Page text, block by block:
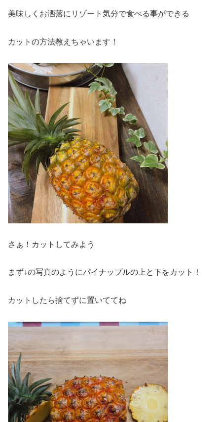
美味しくお洒落にリゾート気分で食べる事ができる
カットの方法教えちゃいます！
さぁ！カットしてみよう
まず↓の写真のようにパイナップルの上と下をカット！
カットしたら捨てずに置いててね